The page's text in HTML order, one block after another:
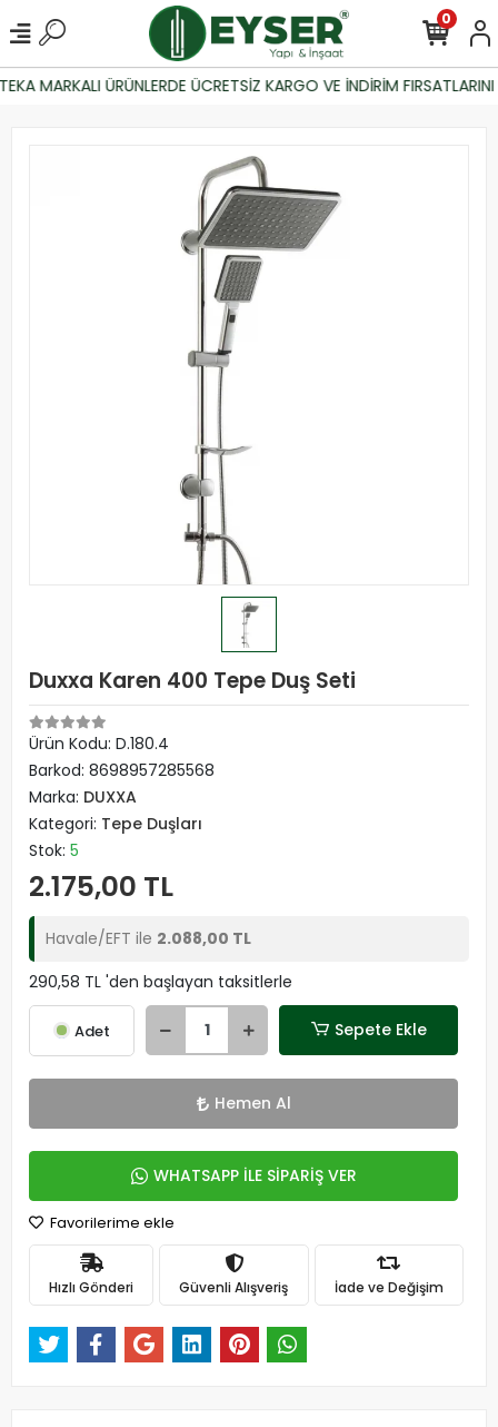
MARKALI ÜRÜNLERDE ÜCRETSİZ KARGO VE İNDİRİM
0
Duxxa Karen 400 Tepe Duş Seti
Ürün Kodu: D.180.4
Barkod: 8698957285568
Marka: DUXXA
Kategori: Tepe Duşları
Stok: 5
2.175,00 TL
Havale/EFT ile 2.088,00 TL
290,58 TL 'den başlayan taksitlerle
Adet Sepete Ekle
Hemen Al
WHATSAPP İLE SİPARİŞ VER
Favorilerime ekle
Hızlı Gönderi Güvenli Alışveriş İade ve Değişim